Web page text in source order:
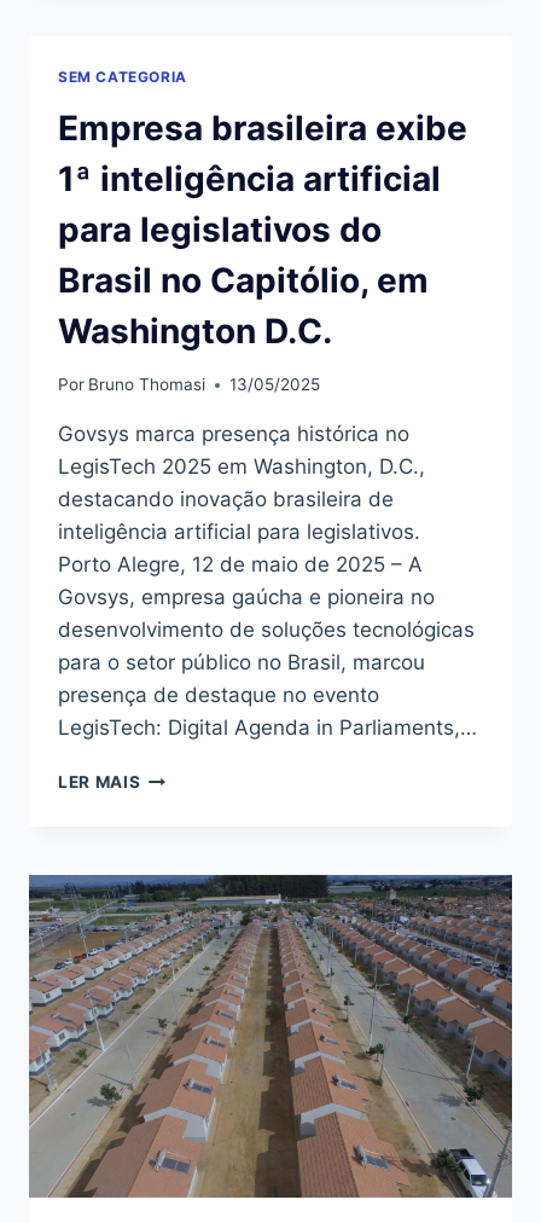
VIDA
COM
50
DO
FAR
SEM CATEGORIA
Empresa brasileira exibe
1ª inteligência artificial
para legislativos do
Brasil no Capitólio, em
Washington D.C.
Por Bruno Thomasi 13/05/2025
Govsys marca presença histórica no
LegisTech 2025 em Washington, D.C.,
destacando inovação brasileira de
inteligência artificial para legislativos.
Porto Alegre, 12 de maio de 2025 – A
Govsys, empresa gaúcha e pioneira no
desenvolvimento de soluções tecnológicas
para o setor público no Brasil, marcou
presença de destaque no evento
LegisTech: Digital Agenda in Parliaments,…
LER MAIS EMPRESA
INTELIGÊNCIA
ARTIFICIAL
PARA
LEGISLATIVOS
DO
BRASIL
NO
CAPITÓLIO,
EM
WASHINGTON
D.C.